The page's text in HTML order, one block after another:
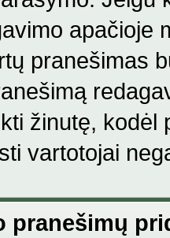
apačioje
pranešimas
žinutę, kodėl
vartotojai
pranešimų